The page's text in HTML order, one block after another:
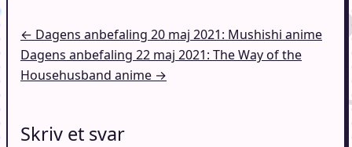
Indlægsnavigation
← Dagens anbefaling 20 maj 2021: Mushishi anime
Dagens anbefaling 22 maj 2021: The Way of the
Househusband anime →
Skriv et svar